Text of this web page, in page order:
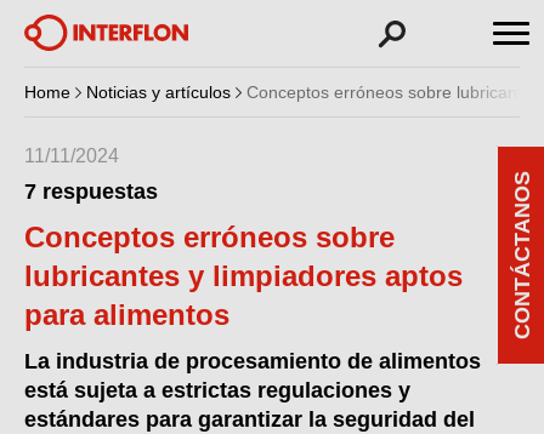
Home Noticias y artículos Conceptos erróneos sobre
11/11/2024
7 respuestas
Conceptos erróneos sobre
lubricantes y limpiadores aptos
para alimentos
La industria de procesamiento de alimentos
está sujeta a estrictas regulaciones y
estándares para garantizar la seguridad del
CONTÁCTANOS